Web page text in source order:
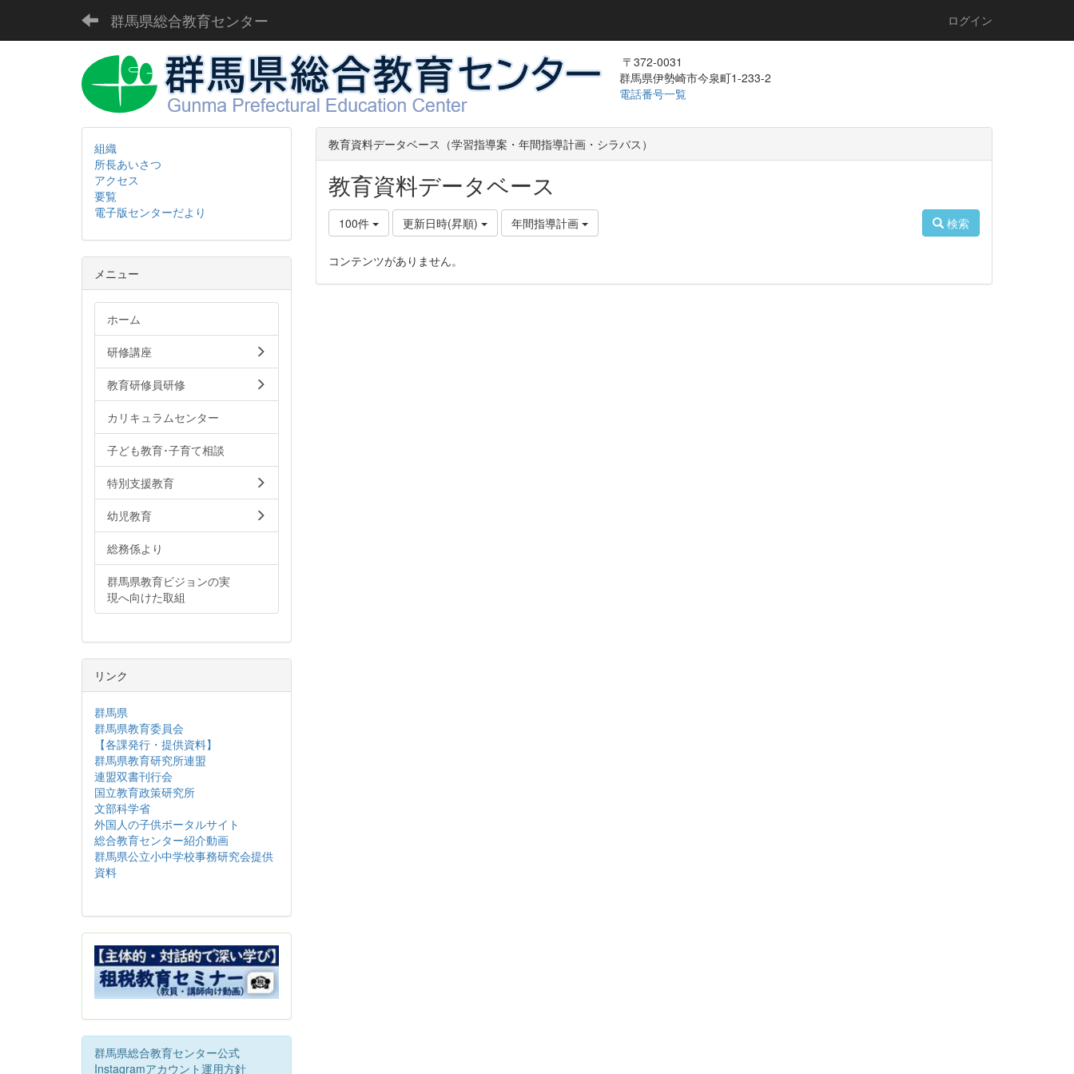
群馬県総合教育センター ログイン
〒372-0031
群馬県伊勢崎市今泉町1-233-2
電話番号一覧
教育資料データベース（学習指導案・年間指導計画・シラバス）
教育資料データベース
100件 更新日時(昇順) 年間指導計画 検索
コンテンツがありません。
組織
所長あいさつ
アクセス
要覧
電子版センターだより
メニュー
ホーム
研修講座
教育研修員研修
カリキュラムセンター
子ども教育･子育て相談
特別支援教育
幼児教育
総務係より
群馬県教育ビジョンの実
現へ向けた取組
リンク
群馬県
群馬県教育委員会
【各課発行・提供資料】
群馬県教育研究所連盟
連盟双書刊行会
国立教育政策研究所
文部科学省
外国人の子供ポータルサイト
総合教育センター紹介動画
群馬県公立小中学校事務研究会提供
資料
群馬県総合教育センター公式
Instagramアカウント運用方針